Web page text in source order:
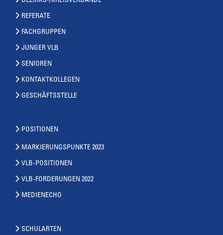
REFERATE
FACHGRUPPEN
JUNGER VLB
SENIOREN
KONTAKTKOLLEGEN
GESCHÄFTSSTELLE
POSITIONEN
MARKIERUNGSPUNKTE 2023
VLB-POSITIONEN
VLB-FORDERUNGEN 2022
MEDIENECHO
SCHULARTEN